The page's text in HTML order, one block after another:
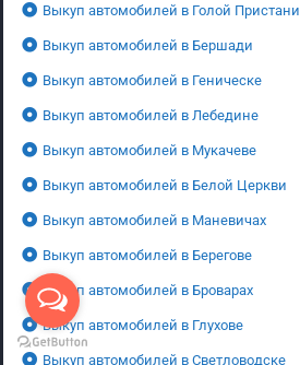
Выкуп автомобилей в Голой Пристани
Выкуп автомобилей в Бершади
Выкуп автомобилей в Геническе
Выкуп автомобилей в Лебедине
Выкуп автомобилей в Мукачеве
Выкуп автомобилей в Белой Церкви
Выкуп автомобилей в Маневичах
Выкуп автомобилей в Берегове
Выкуп автомобилей в Броварах
Выкуп автомобилей в Глухове
Выкуп автомобилей в Светловодске